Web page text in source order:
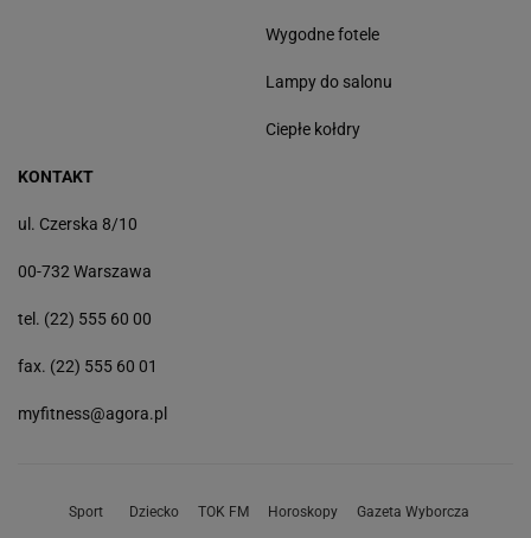
Wygodne fotele
Lampy do salonu
Ciepłe kołdry
KONTAKT
ul. Czerska 8/10
00-732 Warszawa
tel. (22) 555 60 00
fax. (22) 555 60 01
myfitness@agora.pl
Sport Dziecko TOK FM Horoskopy Gazeta Wyborcza